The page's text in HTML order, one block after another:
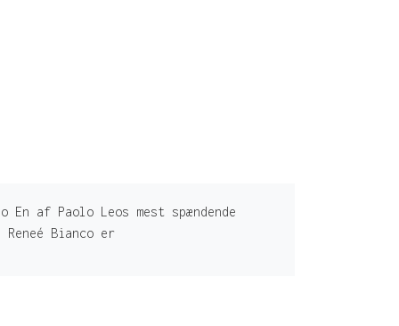
af Paolo Leos mest spændende
Bianco er